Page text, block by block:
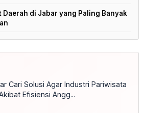
Daerah di Jabar yang Paling Banyak
Cari Solusi Agar Industri Pariwisata
Efisiensi Angg...